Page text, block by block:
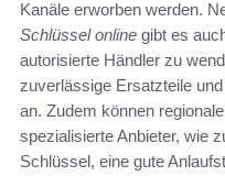
Kanäle erworben werden.
Schlüssel online gibt es
autorisierte Händler zu
zuverlässige Ersatzteile
an. Zudem können
spezialisierte Anbieter, wie
Schlüssel, eine gute